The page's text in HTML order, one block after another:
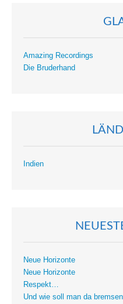
Amazing Recordings
Die Bruderhand
Indien
Neue Horizonte
Neue Horizonte
Respekt…
Und wie soll man da